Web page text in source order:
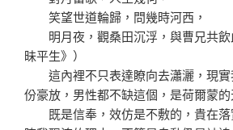
笑望世道輪歸，問幾時河西，
明月夜，觀桑田沉浮，與曹兄共飲
昧平生》）
這內裡不只表達瞭向去瀟灑，現實
份豪放，男性都不缺這個，是荷爾蒙的
既是信奉，效仿是不敷的，貴在落